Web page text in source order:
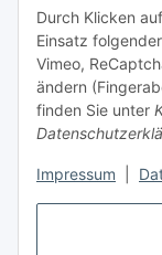
Durch Klicken
Einsatz
Vimeo,
ändern
finden Sie unter
Impressum
Partner